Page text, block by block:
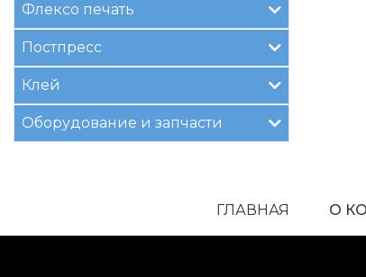
Флексо печать
Постпресс
Клей
Оборудование и запчасти
ГЛАВНАЯ О